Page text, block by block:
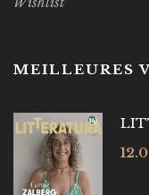
MEILLEURES